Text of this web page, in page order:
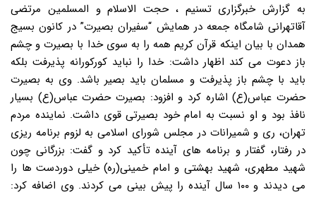
به گزارش خبرگزاری تسنیم ، حجت الاسلام و المسلمین مرتضی
آقاتهرانی شامگاه جمعه در همایش “سفیران بصیرت” در کانون بسیج
همدان با بیان اینکه قرآن کریم همه را به سوی خدا با بصیرت و چشم
باز دعوت می کند اظهار داشت: خدا را نباید کورکورانه پذیرفت بلکه
باید با چشم باز پذیرفت و مسلمان باید بصیر باشد. وی به بصیرت
حضرت عباس(ع) اشاره کرد و افزود: بصیرت حضرت عباس(ع) بسیار
نافذ بود و او نسبت به امام خود بصیرتی قوی داشت. نماینده مردم
تهران، ری و شمیرانات در مجلس شورای اسلامی به لزوم برنامه ریزی
در رفتار، گفتار و برنامه های آینده تأکید کرد و گفت: بزرگانی چون
شهید مطهری، شهید بهشتی و امام خمینی(ره) خیلی دوردست ها را
می دیدند و ۱۰۰ سال آینده را پیش بینی می کردند. وی اضافه کرد: